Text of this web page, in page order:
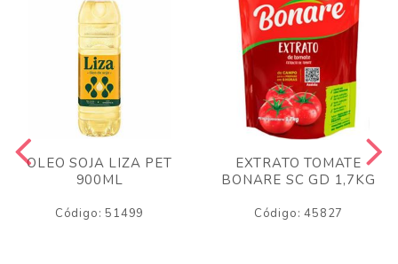
OLEO SOJA LIZA PET
900ML
Código: 51499
EXTRATO TOMATE
BONARE SC GD 1,7KG
Código: 45827